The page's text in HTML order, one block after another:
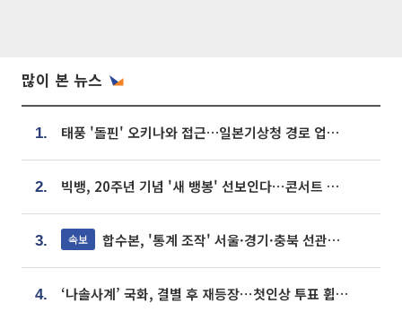
많이 본 뉴스
1. 태풍 '돌핀' 오키나와 접근…일본기상청 경로 업데이트
2. 빅뱅, 20주년 기념 '새 뱅봉' 선보인다⋯콘서트 앞두고 팝업 개최
3. 속보 합수본, '통계 조작' 서울·경기·충북 선관위 등 추가 압수수색
4. ‘나솔사계’ 국화, 결별 후 재등장⋯첫인상 투표 휩쓸고 ‘인기녀’ 등극